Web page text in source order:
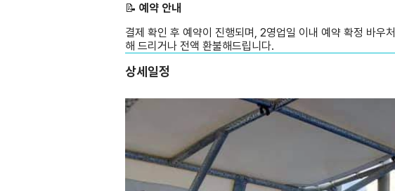
📝 ️예약 안내
결제 확인 후 예약이 진행되며, 2영업일 이내 예약 확정 바우
해 드리거나 전액 환불해드립니다.
상세일정